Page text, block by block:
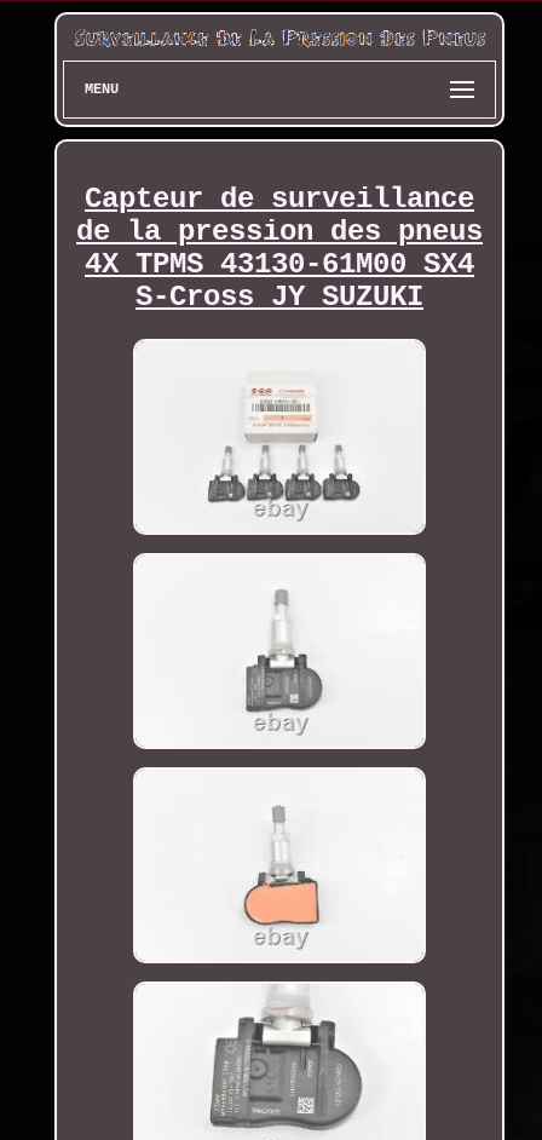
MENU
Capteur de surveillance
de la pression des pneus
4X TPMS 43130-61M00 SX4
S-Cross JY SUZUKI